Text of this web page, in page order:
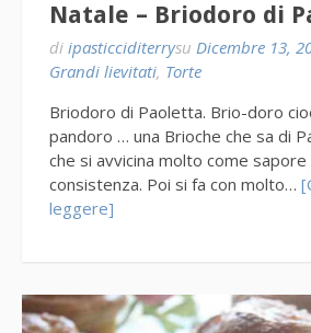
Natale – Briodoro di
di ipasticciditerrysu Dicembre 13,
Grandi lievitati, Torte
Briodoro di Paoletta. Brio-doro
pandoro … una Brioche che sa di
che si avvicina molto come sapore
consistenza. Poi si fa con molto…
leggere]